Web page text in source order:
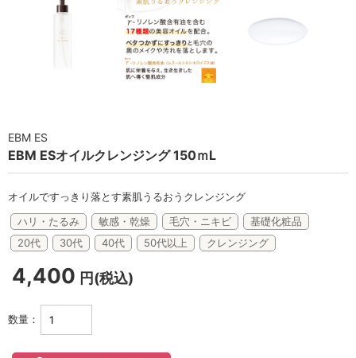
ミライワ
E.E
セブンセンシズ
太古の記憶
セロトニン
EBM ES
EBM ESオイルクレンジング 150ｍL
オイルですっきり落とす素肌うるおうクレンジング
ハリ・たるみ
敏感・乾燥 毛穴・ニキビ
基礎化粧品
20代
30代 40代 50代以上 クレンジング
4,400 円(税込)
数量：